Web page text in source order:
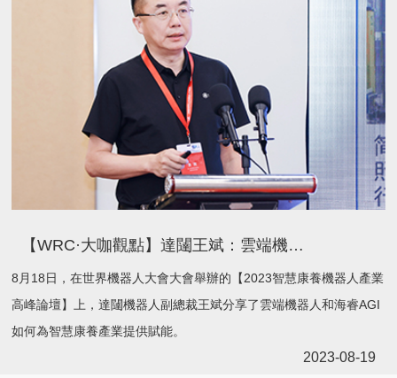
【WRC·大咖觀點】達闥王斌：雲端機器人和海睿AGI賦能智慧康養
8月18日，在世界機器人大會大會舉辦的【2023智慧康養機器人產業
高峰論壇】上，達闥機器人副總裁王斌分享了雲端機器人和海睿AGI
如何為智慧康養產業提供賦能。
2023-08-19